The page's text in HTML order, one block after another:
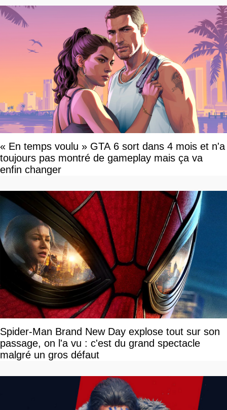
« En temps voulu » GTA 6 sort dans 4 mois et n'a
toujours pas montré de gameplay mais ça va
enfin changer
Spider-Man Brand New Day explose tout sur son
passage, on l'a vu : c'est du grand spectacle
malgré un gros défaut